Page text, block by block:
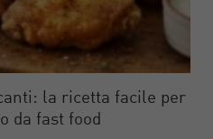
la ricetta facile per
da fast food